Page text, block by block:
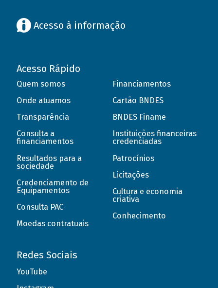
Acesso à informação
Acesso Rápido
Quem somos
Onde atuamos
Transparência
Consulta a
financiamentos
Resultados para a
sociedade
Credenciamento de
Equipamentos
Consulta PAC
Moedas contratuais
Financiamentos
Cartão BNDES
BNDES Finame
Instituições financeiras
credenciadas
Patrocínios
Licitações
Cultura e economia
criativa
Conhecimento
Redes Sociais
YouTube